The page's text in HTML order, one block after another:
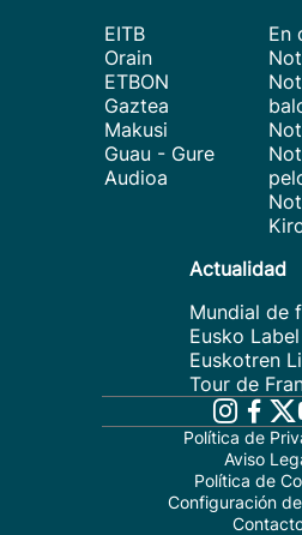
EITB
Orain
ETBON
Gaztea
Makusi
Guau - Gure
Audioa
En
Actualidad
Mundial de
Eusko
Euskotren
Tour de
Política de
Aviso
Política de
Configuración